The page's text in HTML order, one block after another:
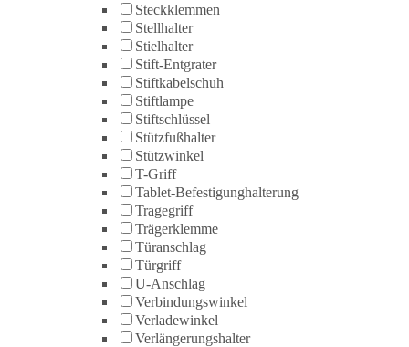
Steckklemmen
Stellhalter
Stielhalter
Stift-Entgrater
Stiftkabelschuh
Stiftlampe
Stiftschlüssel
Stützfußhalter
Stützwinkel
T-Griff
Tablet-Befestigunghalterung
Tragegriff
Trägerklemme
Türanschlag
Türgriff
U-Anschlag
Verbindungswinkel
Verladewinkel
Verlängerungshalter